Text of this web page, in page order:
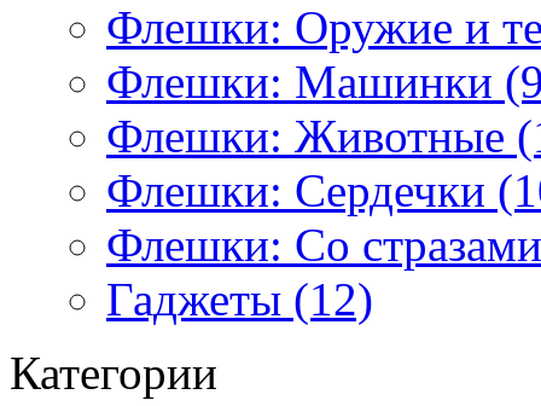
Флешки: Оружие и
Флешки: Машинки
Флешки: Животные
Флешки: Сердечки
Флешки: Со
Гаджеты (12)
Категории